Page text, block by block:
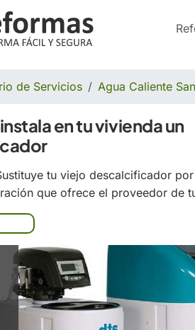
de Servicios Agua Caliente
en tu vivienda un
tu viejo descalcificador
que ofrece el proveedor de